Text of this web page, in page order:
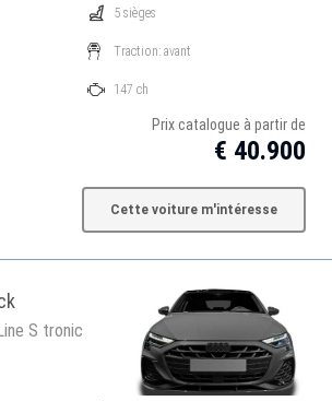
5 sièges
Traction: avant
147 ch
Prix catalogue à partir de
€ 40.900
Cette voiture m'intéresse
S tronic